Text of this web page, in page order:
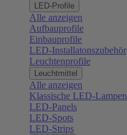
LED-Profile
Alle anzeigen
Aufbauprofile
Einbauprofile
LED-Installatonszubehör
Leuchtenprofile
Leuchtmittel
Alle anzeigen
Klassische LED-Lampen
LED-Panels
LED-Spots
LED-Strips